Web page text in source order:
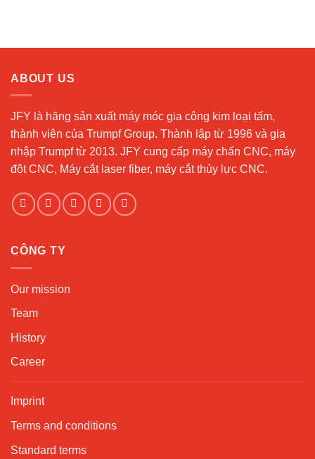
ABOUT US
JFY là hãng sản xuất máy móc gia công kim loại tấm,
thành viên của Trumpf Group. Thành lập từ 1996 và gia
nhập Trumpf từ 2013. JFY cung cấp máy chấn CNC, máy
đột CNC, Máy cắt laser fiber, máy cắt thủy lực CNC.
CÔNG TY
Our mission
Team
History
Career
Imprint
Terms and conditions
Standard terms